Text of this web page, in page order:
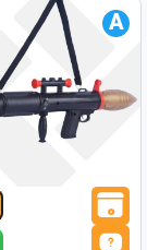
0
A